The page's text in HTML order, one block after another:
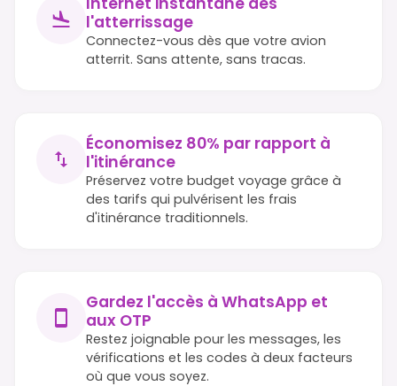
l'atterrissage
Connectez-vous dès que votre avion
atterrit. Sans attente, sans tracas.
Économisez 80% par rapport à
l'itinérance
Préservez votre budget voyage grâce à
des tarifs qui pulvérisent les frais
d'itinérance traditionnels.
Gardez l'accès à WhatsApp et
aux OTP
Restez joignable pour les messages, les
vérifications et les codes à deux facteurs
où que vous soyez.